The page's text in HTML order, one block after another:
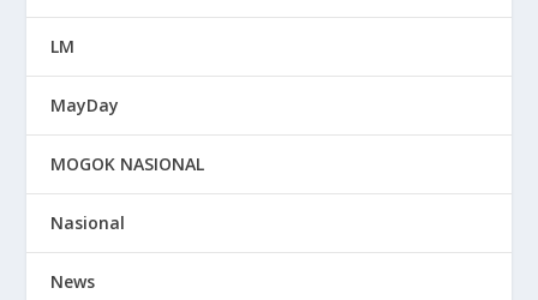
LM
MayDay
MOGOK NASIONAL
Nasional
News